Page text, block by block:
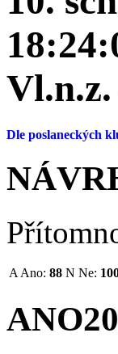
Dle poslaneckých
A Ano: 88 N Ne: